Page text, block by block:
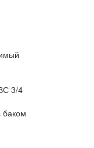
3/4
баком